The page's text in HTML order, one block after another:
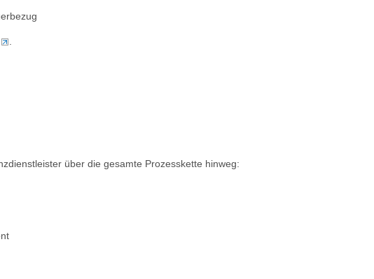
.
über die gesamte Prozesskette hinweg: